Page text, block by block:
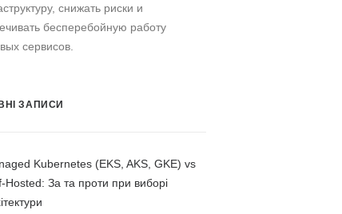
снижать риски и
бесперебойную работу
сервисов.
ЗАПИСИ
Kubernetes (EKS, AKS, GKE) vs
Hosted: За та проти при виборі